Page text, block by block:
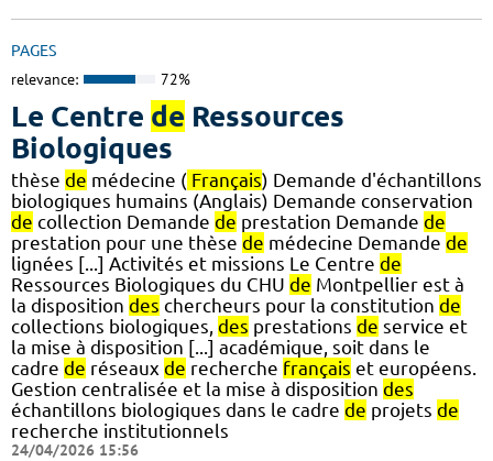
PAGES
relevance: 72%
Le Centre de Ressources
Biologiques
thèse de médecine ( Français) Demande d'échantillons
biologiques humains (Anglais) Demande conservation
de collection Demande de prestation Demande de
prestation pour une thèse de médecine Demande de
lignées [...] Activités et missions Le Centre de
Ressources Biologiques du CHU de Montpellier est à
la disposition des chercheurs pour la constitution de
collections biologiques, des prestations de service et
la mise à disposition [...] académique, soit dans le
cadre de réseaux de recherche français et européens.
Gestion centralisée et la mise à disposition des
échantillons biologiques dans le cadre de projets de
recherche institutionnels
24/04/2026 15:56